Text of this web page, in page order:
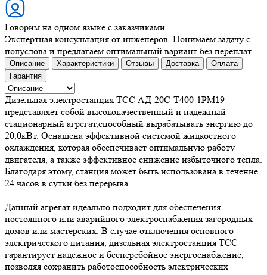
Говорим на одном языке с заказчиками
Экспертная консультация от инженеров. Понимаем задачу с
полуслова и предлагаем оптимальный вариант без переплат
Описание Характеристики Отзывы Доставка
Оплата
Гарантия
Дизельная электростанция ТСС АД-20С-Т400-1РМ19
представляет собой высококачественный и надежный
стационарный агрегат,способный вырабатывать энергию до
20,0кВт. Оснащена эффективной системой жидкостного
охлаждения, которая обеспечивает оптимальную работу
двигателя, а также эффективное снижение избыточного тепла.
Благодаря этому, станция может быть использована в течение
24 часов в сутки без перерыва.
Данный агрегат идеально подходит для обеспечения
постоянного или аварийного электроснабжения загородных
домов или мастерских. В случае отключения основного
электрического питания, дизельная электростанция ТСС
гарантирует надежное и бесперебойное энергоснабжение,
позволяя сохранить работоспособность электрических